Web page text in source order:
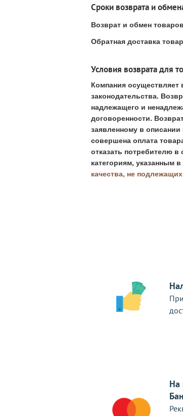
Сроки возврата и
Возврат и обмен
Обратная доставка
Условия возврата для
Компания осуществляет
законодательства.
надлежащего и
договоренности.
заявленному в
совершена оплата
отказать потребителю в
категориям, указанным
качества, не
На